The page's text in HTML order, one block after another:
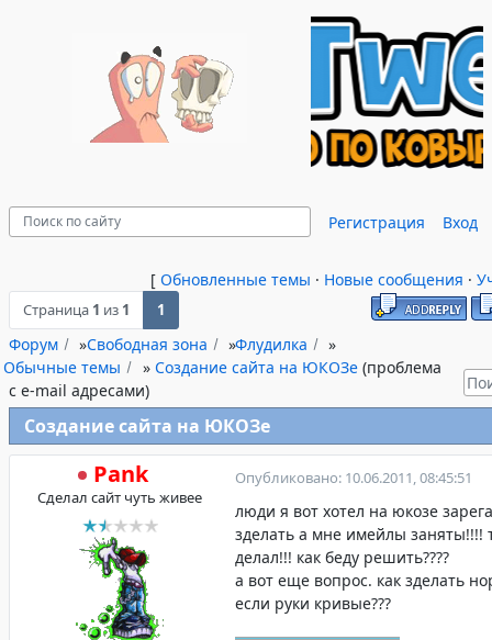
Регистрация Вход
[ Обновленные темы · Новые сообщения ·
Страница 1 из 1 1
Форум »Свободная зона »Флудилка
»
Обычные темы
» Создание сайта на ЮКОЗе (проблема
с e-mail адресами)
Создание сайта на ЮКОЗе
Pank
Сделал сайт чуть живее
Опубликовано: 10.06.2011, 08:45:51
люди я вот хотел на юкозе
зделать а мне имейлы заняты!!!!
делал!!! как беду решить????
а вот еще вопрос. как зделать
если руки кривые???